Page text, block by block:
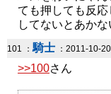
ても押しても反
してないとあかな
101 ：騎士 ：2011-10-
>>100さん